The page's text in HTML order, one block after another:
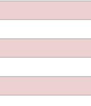
tres discos
Face Carnt
en los NME
Hedonismo en
se tomó un